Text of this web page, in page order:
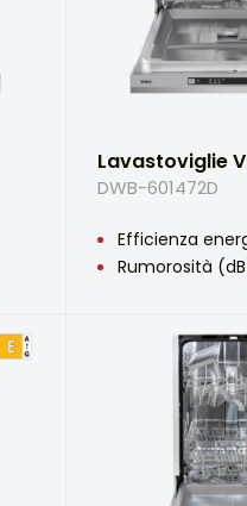
Lavastoviglie
DWB-601472D
Efficienza
Rumorosità